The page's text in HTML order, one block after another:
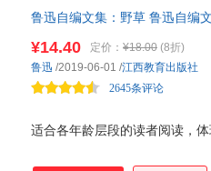
鲁迅自编文集：野草 鲁迅自编
适合各年龄层段的读者阅读，
¥14.40 定价： ¥18.00 (8折)
2645条评论
鲁迅 /2019-06-01 /江西教育出版社